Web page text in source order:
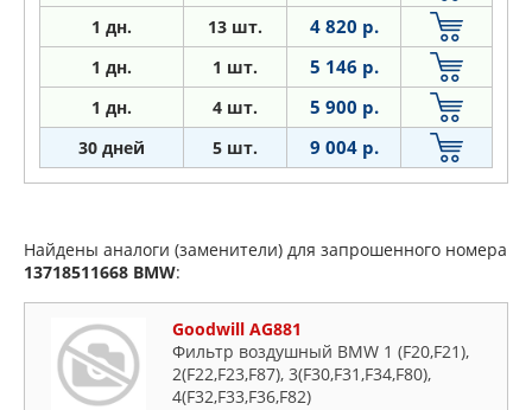
1 дн. 13 шт. 4 820 р.
1 дн. 1 шт. 5 146 р.
1 дн. 4 шт. 5 900 р.
30 дней 5 шт. 9 004 р.
Найдены аналоги (заменители) для запрошенного номера
13718511668 BMW:
Goodwill AG881
Фильтр воздушный BMW 1 (F20,F21),
2(F22,F23,F87), 3(F30,F31,F34,F80),
4(F32,F33,F36,F82)